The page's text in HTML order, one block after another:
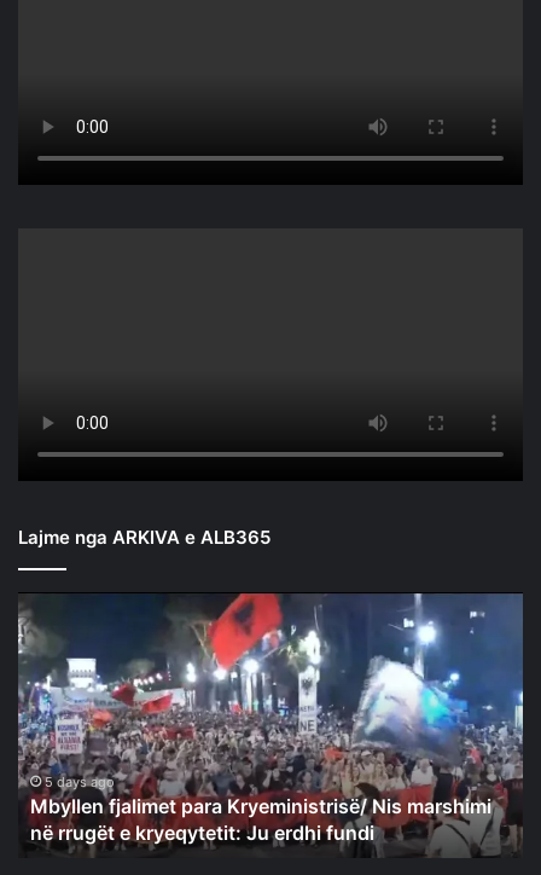
Lajme nga ARKIVA e ALB365
Mbyllen
fjalimet
para
Kryeministrisë/
Nis
marshimi
në
rrugët
kryeqytetit:
5 days ago
Mbyllen fjalimet para Kryeministrisë/ Nis marshimi
në rrugët e kryeqytetit: Ju erdhi fundi